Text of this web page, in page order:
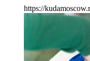
https://